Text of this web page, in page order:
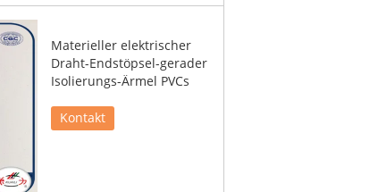
Materieller elektrischer
Draht-Endstöpsel-gerader
Isolierungs-Ärmel PVCs
Kontakt